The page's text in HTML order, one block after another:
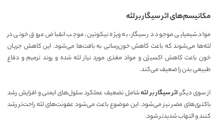
مکانیسم‌های اثر سیگار بر لثه
مواد شیمیایی موجود در سیگار، به ویژه نیکوتین، موجب انقباض عروق خونی در
لثه‌ها می‌شوند که باعث کاهش خون‌رسانی به بافت‌ها می‌شود. این کاهش جریان
خون باعث کاهش اکسیژن و مواد مغذی مورد نیاز لثه شده و روند ترمیم و دفاع
طبیعی بدن را ضعیف می‌کند.
از سوی دیگر،اثر سیگار بر لثهشامل تضعیف عملکرد سلول‌های ایمنی و افزایش رشد
باکتری‌های مضر نیز می‌شود. این موضوع باعث می‌شود عفونت‌های لثه راحت‌تر رشد
کنند و التهاب شدیدتر شود.